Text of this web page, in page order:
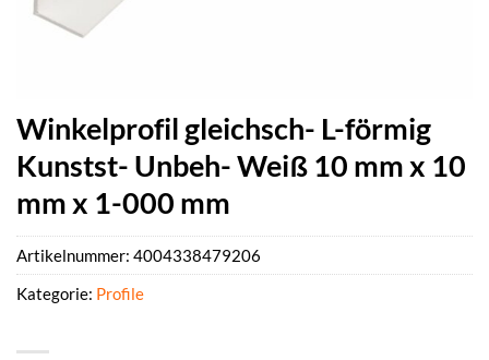
Winkelprofil gleichsch- L-förmig
Kunstst- Unbeh- Weiß 10 mm x 10
mm x 1-000 mm
Artikelnummer: 4004338479206
Kategorie: Profile